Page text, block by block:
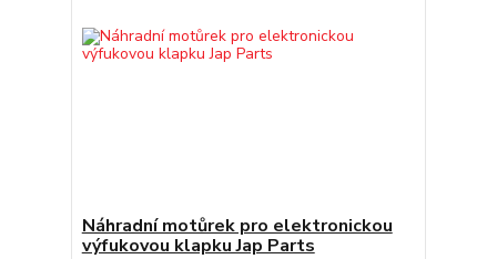
Náhradní motůrek pro elektronickou
výfukovou klapku Jap Parts